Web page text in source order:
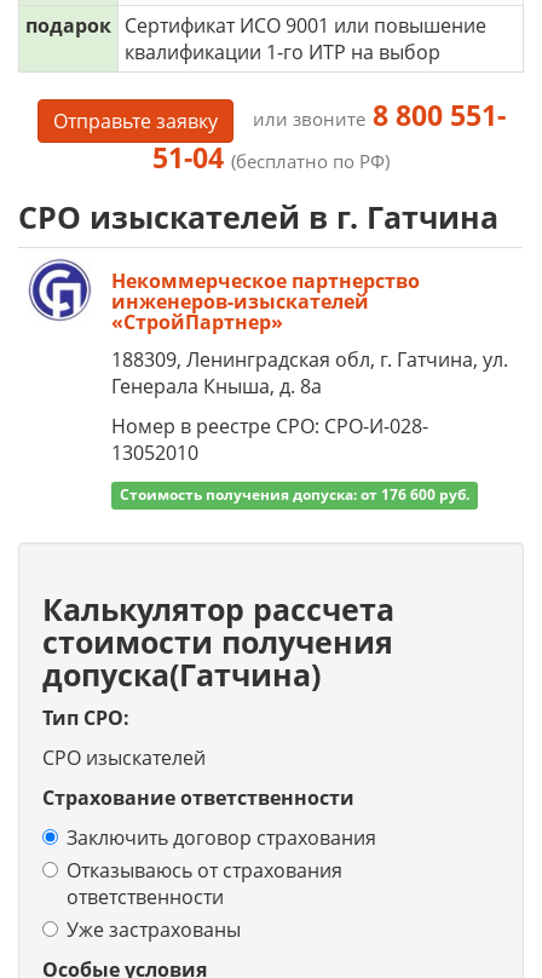
подарок Сертификат ИСО 9001 или повышение
квалификации 1-го ИТР на выбор
Отправьте заявку или звоните8 800 551-
51-04 (бесплатно по РФ)
СРО изыскателей в г. Гатчина
Некоммерческое партнерство
инженеров-изыскателей
«СтройПартнер»
188309, Ленинградская обл, г. Гатчина, ул.
Генерала Кныша, д. 8а
Номер в реестре СРО: СРО-И-028-
13052010
Стоимость получения допуска: от 176 600 руб.
Калькулятор рассчета
стоимости получения
допуска(Гатчина)
Тип СРО:
СРО изыскателей
Страхование ответственности
Заключить договор страхования
Отказываюсь от страхования
ответственности
Уже застрахованы
Особые условия